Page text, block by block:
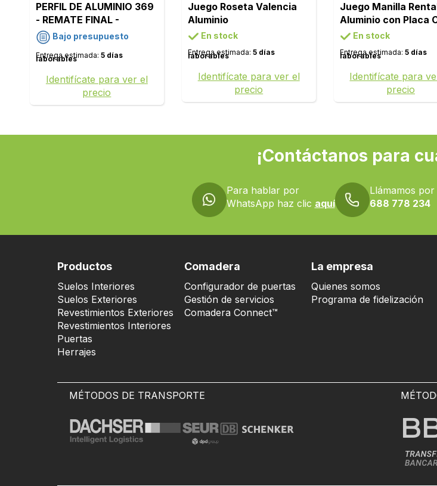
PERFIL DE ALUMINIO 369
- REMATE FINAL -
ACABADO: PLATA MATE
Bajo presupuesto
Entrega estimada: 5 días
laborables
Identifícate para ver el
precio
Juego Roseta Valencia
Aluminio
En stock
Entrega estimada: 5 días
laborables
Identifícate para ver el
precio
Juego Manilla
Aluminio con Placa
En stock
Entrega estimada: 5 días
laborables
Identifícate para
precio
¡Contáctanos para
Para hablar por
WhatsApp haz clic aquí
Llámamos
688 778 234
Productos
Suelos Interiores
Suelos Exteriores
Revestimientos Exteriores
Revestimientos Interiores
Puertas
Herrajes
Comadera
Configurador de puertas
Gestión de servicios
Comadera Connect™
La empresa
Quienes somos
Programa de fidelización
MÉTODOS DE TRANSPORTE